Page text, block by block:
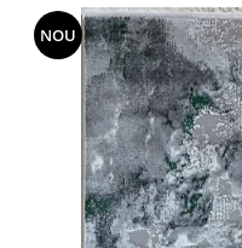
Covoare Dormitor
Covoare Clasice
Covoare Copii
Covoare Pufoase
NOU